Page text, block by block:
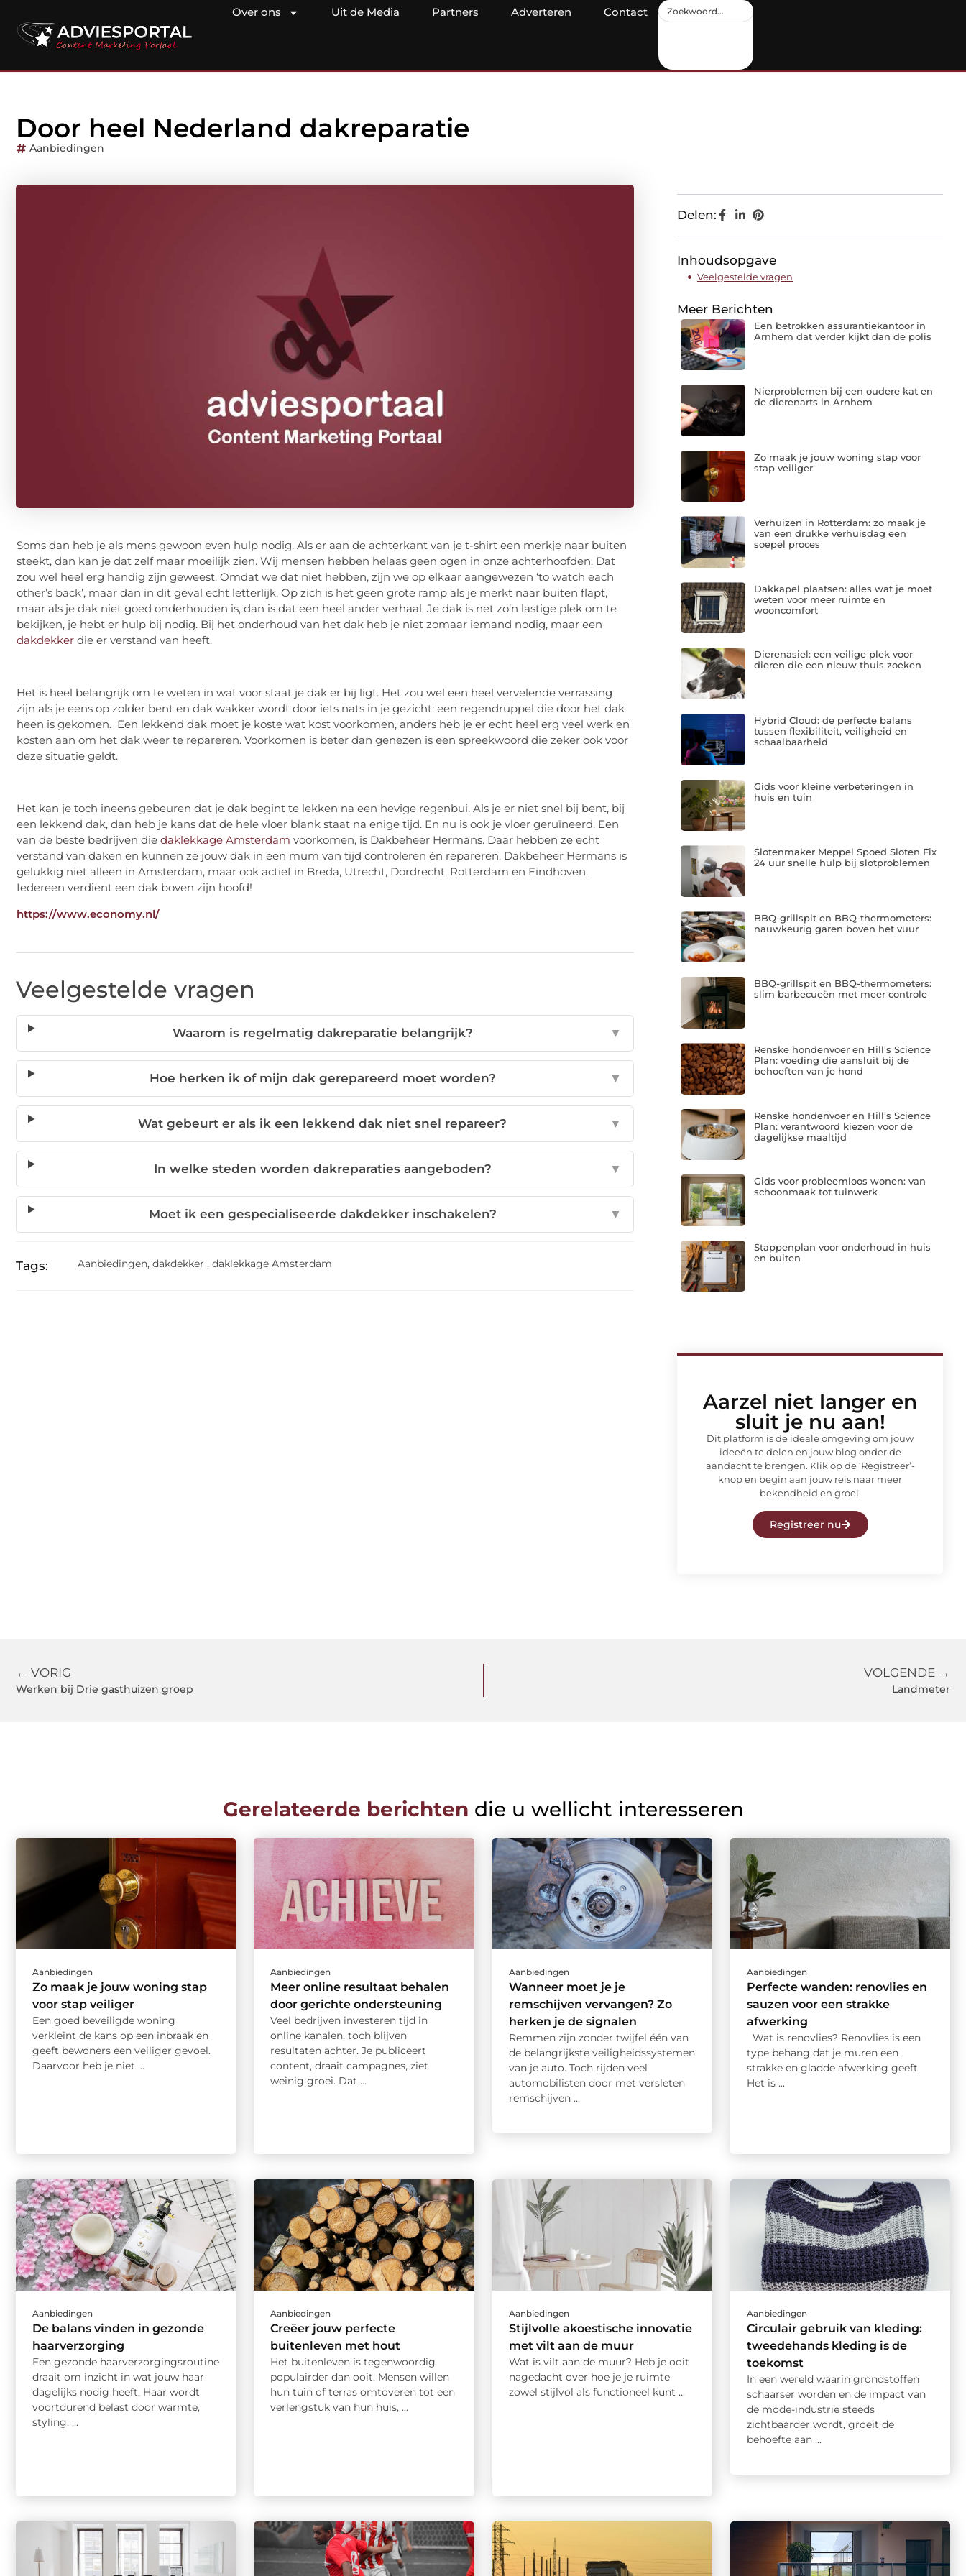
Over ons Uit de Media Partners Adverteren Contact
Door heel Nederland dakreparatie
Aanbiedingen
Soms dan heb je als mens gewoon even hulp nodig. Als er aan de achterkant van je t-shirt een merkje naar buiten
steekt, dan kan je dat zelf maar moeilijk zien. Wij mensen hebben helaas geen ogen in onze achterhoofden. Dat
zou wel heel erg handig zijn geweest. Omdat we dat niet hebben, zijn we op elkaar aangewezen ‘to watch each
other’s back’, maar dan in dit geval echt letterlijk. Op zich is het geen grote ramp als je merkt naar buiten flapt,
maar als je dak niet goed onderhouden is, dan is dat een heel ander verhaal. Je dak is net zo’n lastige plek om te
bekijken, je hebt er hulp bij nodig. Bij het onderhoud van het dak heb je niet zomaar iemand nodig, maar een
dakdekker die er verstand van heeft.
Het is heel belangrijk om te weten in wat voor staat je dak er bij ligt. Het zou wel een heel vervelende verrassing
zijn als je eens op zolder bent en dak wakker wordt door iets nats in je gezicht: een regendruppel die door het dak
heen is gekomen. Een lekkend dak moet je koste wat kost voorkomen, anders heb je er echt heel erg veel werk en
kosten aan om het dak weer te repareren. Voorkomen is beter dan genezen is een spreekwoord die zeker ook voor
deze situatie geldt.
Het kan je toch ineens gebeuren dat je dak begint te lekken na een hevige regenbui. Als je er niet snel bij bent, bij
een lekkend dak, dan heb je kans dat de hele vloer blank staat na enige tijd. En nu is ook je vloer geruïneerd. Een
van de beste bedrijven die daklekkage Amsterdam voorkomen, is Dakbeheer Hermans. Daar hebben ze echt
verstand van daken en kunnen ze jouw dak in een mum van tijd controleren én repareren. Dakbeheer Hermans is
gelukkig niet alleen in Amsterdam, maar ook actief in Breda, Utrecht, Dordrecht, Rotterdam en Eindhoven.
Iedereen verdient een dak boven zijn hoofd!
https://www.economy.nl/
Veelgestelde vragen
Waarom is regelmatig dakreparatie belangrijk? ▼
Hoe herken ik of mijn dak gerepareerd moet worden? ▼
Wat gebeurt er als ik een lekkend dak niet snel repareer? ▼
In welke steden worden dakreparaties aangeboden? ▼
Moet ik een gespecialiseerde dakdekker inschakelen? ▼
Tags: Aanbiedingen, dakdekker , daklekkage Amsterdam
Delen:
Inhoudsopgave
Veelgestelde vragen
Meer Berichten
Een betrokken assurantiekantoor in
Arnhem dat verder kijkt dan de polis
Nierproblemen bij een oudere kat en
de dierenarts in Arnhem
Zo maak je jouw woning stap voor
stap veiliger
Verhuizen in Rotterdam: zo maak je
van een drukke verhuisdag een
soepel proces
Dakkapel plaatsen: alles wat je moet
weten voor meer ruimte en
wooncomfort
Dierenasiel: een veilige plek voor
dieren die een nieuw thuis zoeken
Hybrid Cloud: de perfecte balans
tussen flexibiliteit, veiligheid en
schaalbaarheid
Gids voor kleine verbeteringen in
huis en tuin
Slotenmaker Meppel Spoed Sloten Fix
24 uur snelle hulp bij slotproblemen
BBQ-grillspit en BBQ-thermometers:
nauwkeurig garen boven het vuur
BBQ-grillspit en BBQ-thermometers:
slim barbecueën met meer controle
Renske hondenvoer en Hill’s Science
Plan: voeding die aansluit bij de
behoeften van je hond
Renske hondenvoer en Hill’s Science
Plan: verantwoord kiezen voor de
dagelijkse maaltijd
Gids voor probleemloos wonen: van
schoonmaak tot tuinwerk
Stappenplan voor onderhoud in huis
en buiten
Aarzel niet langer en
sluit je nu aan!
Dit platform is de ideale omgeving om jouw
ideeën te delen en jouw blog onder de
aandacht te brengen. Klik op de ‘Registreer’-
knop en begin aan jouw reis naar meer
bekendheid en groei.
Registreer nu
← VORIG
Werken bij Drie gasthuizen groep
VOLGENDE →
Landmeter
Gerelateerde berichten die u wellicht interesseren
Aanbiedingen
Zo maak je jouw woning stap
voor stap veiliger
Een goed beveiligde woning
verkleint de kans op een inbraak en
geeft bewoners een veiliger gevoel.
Daarvoor heb je niet ...
Aanbiedingen
Meer online resultaat behalen
door gerichte ondersteuning
Veel bedrijven investeren tijd in
online kanalen, toch blijven
resultaten achter. Je publiceert
content, draait campagnes, ziet
weinig groei. Dat ...
Aanbiedingen
Wanneer moet je je
remschijven vervangen? Zo
herken je de signalen
Remmen zijn zonder twijfel één van
de belangrijkste veiligheidssystemen
van je auto. Toch rijden veel
automobilisten door met versleten
remschijven ...
Aanbiedingen
Perfecte wanden: renovlies en
sauzen voor een strakke
afwerking
Wat is renovlies? Renovlies is een
type behang dat je muren een
strakke en gladde afwerking geeft.
Het is ...
Aanbiedingen
De balans vinden in gezonde
haarverzorging
Een gezonde haarverzorgingsroutine
draait om inzicht in wat jouw haar
dagelijks nodig heeft. Haar wordt
voortdurend belast door warmte,
styling, ...
Aanbiedingen
Creëer jouw perfecte
buitenleven met hout
Het buitenleven is tegenwoordig
populairder dan ooit. Mensen willen
hun tuin of terras omtoveren tot een
verlengstuk van hun huis, ...
Aanbiedingen
Stijlvolle akoestische innovatie
met vilt aan de muur
Wat is vilt aan de muur? Heb je ooit
nagedacht over hoe je je ruimte
zowel stijlvol als functioneel kunt ...
Aanbiedingen
Circulair gebruik van kleding:
tweedehands kleding is de
toekomst
In een wereld waarin grondstoffen
schaarser worden en de impact van
de mode-industrie steeds
zichtbaarder wordt, groeit de
behoefte aan ...